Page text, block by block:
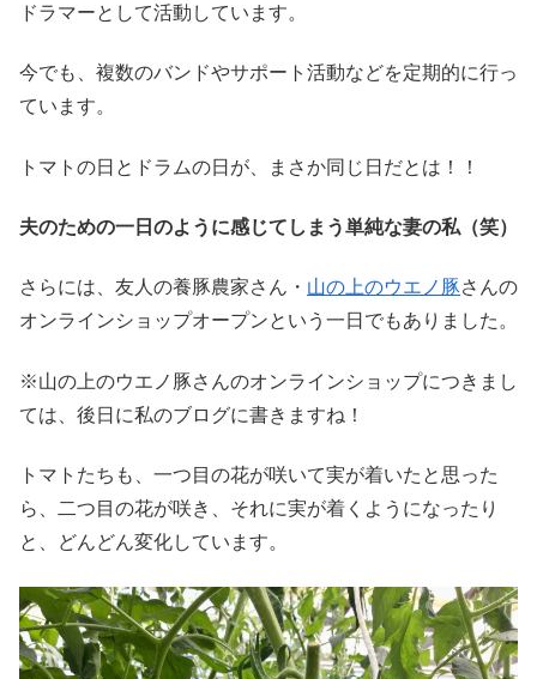
ドラマーとして活動しています。
今でも、複数のバンドやサポート活動などを定期的に行っ
ています。
トマトの日とドラムの日が、まさか同じ日だとは！！
夫のための一日のように感じてしまう単純な妻の私（笑）
さらには、友人の養豚農家さん・ 山の上のウエノ豚さんの
オンラインショップオープンという一日でもありました。
※山の上のウエノ豚さんのオンラインショップにつきまし
ては、後日に私のブログに書きますね！
トマトたちも、一つ目の花が咲いて実が着いたと思った
ら、二つ目の花が咲き、それに実が着くようになったり
と、どんどん変化しています。